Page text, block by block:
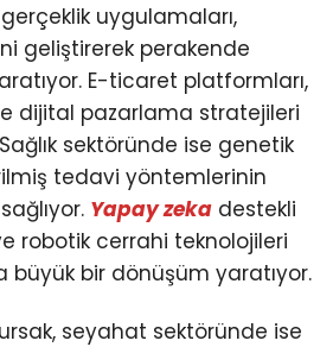
gerçeklik uygulamaları,
geliştirerek perakende
E-ticaret platformları,
dijital pazarlama stratejileri
sektöründe ise genetik
tedavi yöntemlerinin
Yapay zeka destekli
robotik cerrahi teknolojileri
büyük bir dönüşüm yaratıyor.
seyahat sektöründe ise